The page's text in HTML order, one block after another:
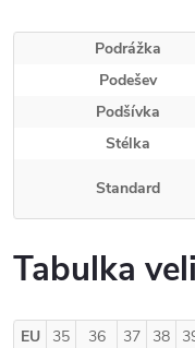
Podrážka
Podešev
Podšívka
Stélka
Standard
Tabulka
EU 35 36 37 38